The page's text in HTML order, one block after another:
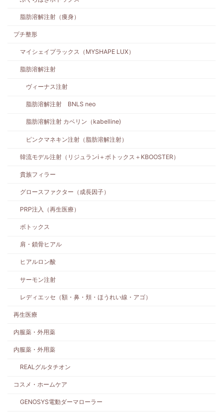
脂肪溶解注射（痩身）
プチ整形
マイシェイプラックス（MYSHAPE LUX）
脂肪溶解注射
ヴィーナス注射
脂肪溶解注射 BNLS neo
脂肪溶解注射 カベリン（kabelline)
ピンクマネキン注射（脂肪溶解注射）
韓流モデル注射（リジュランi＋ボトックス＋KBOOSTER）
貴族フィラー
グロースファクター（成長因子）
PRP注入（再生医療）
ボトックス
肩・鎖骨ヒアル
ヒアルロン酸
サーモン注射
レディエッセ（額・鼻・頬・ほうれい線・アゴ）
再生医療
内服薬・外用薬
内服薬・外用薬
REALグルタチオン
コスメ・ホームケア
GENOSYS電動ダーマローラー